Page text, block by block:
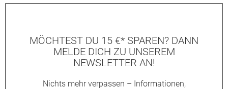
MÖCHTEST DU 15 €* SPAREN? DANN
MELDE DICH ZU UNSEREM
NEWSLETTER AN!
Nichts mehr verpassen – Informationen,